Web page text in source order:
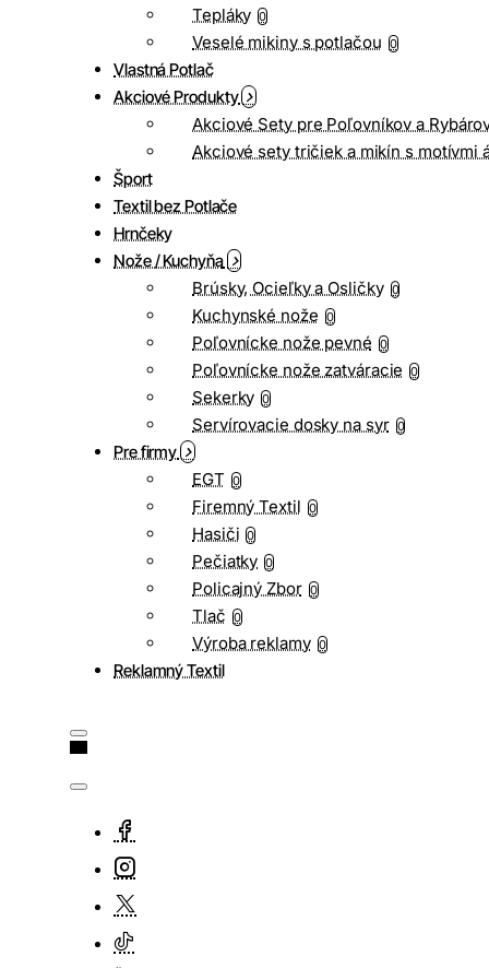
Tepláky 0
Veselé mikiny s potlačou 0
Vlastná Potlač
Akciové Produkty
Akciové Sety pre Poľovníkov a
Akciové sety tričiek a mikín s motívmi
Šport
Textil bez Potlače
Hrnčeky
Nože / Kuchyňa
Brúsky, Ocieľky a Osličky 0
Kuchynské nože 0
Poľovnícke nože pevné 0
Poľovnícke nože zatváracie 0
Sekerky 0
Servírovacie dosky na syr 0
Pre firmy
EGT 0
Firemný Textil 0
Hasiči 0
Pečiatky 0
Policajný Zbor 0
Tlač 0
Výroba reklamy 0
Reklamný Textil